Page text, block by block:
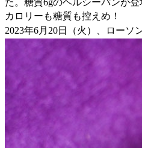
カロリーも糖質も控えめ！
2023年6月20日（火）、ロー